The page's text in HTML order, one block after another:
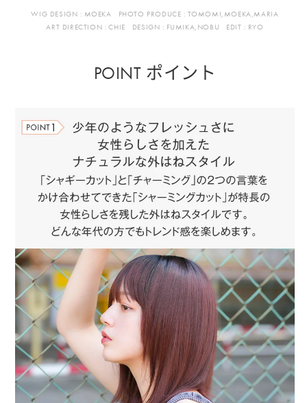
WIG DESIGN : MOEKA PHOTO PRODUCE : TOMOMI,MOEKA,MARIA
ART DIRECTION : CHIE DESIGN : FUMIKA,NOBU EDIT : RYO
POINT ポイント